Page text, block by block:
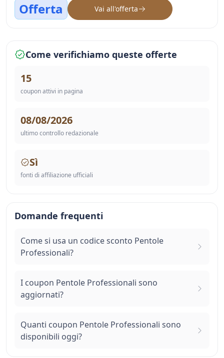
Offerta Vai all'offerta
Come verifichiamo queste offerte
15
coupon attivi in pagina
08/08/2026
ultimo controllo redazionale
Sì
fonti di affiliazione ufficiali
Domande frequenti
Come si usa un codice sconto Pentole
Professionali?
I coupon Pentole Professionali sono
aggiornati?
Quanti coupon Pentole Professionali sono
disponibili oggi?